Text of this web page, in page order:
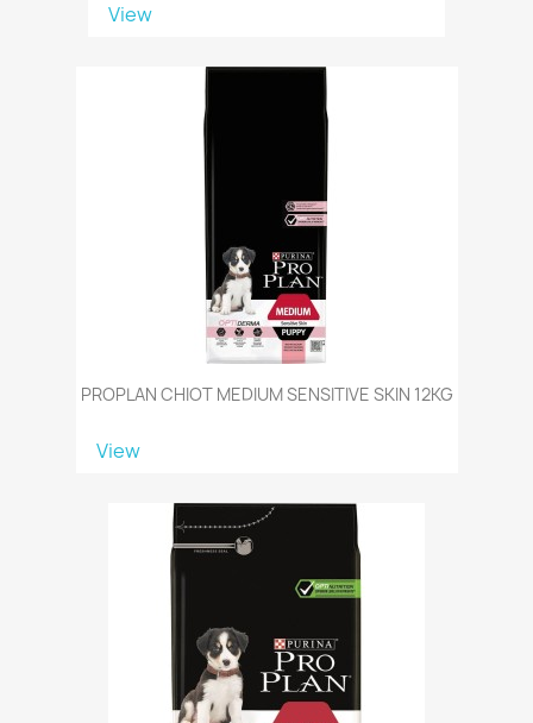
View
PROPLAN CHIOT MEDIUM SENSITIVE SKIN 12KG
View